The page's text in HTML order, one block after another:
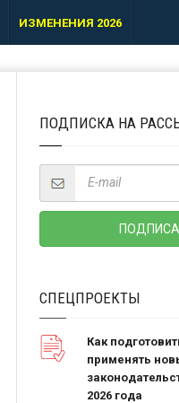
ИЗМЕНЕНИЯ 2026
ПОДПИСКА НА
СПЕЦПРОЕКТЫ
Как
применять
2026 года